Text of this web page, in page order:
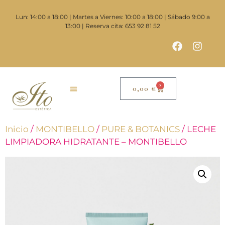
Lun: 14:00 a 18:00 | Martes a Viernes: 10:00 a 18:00 | Sábado 9:00 a
13:00 | Reserva cita: 653 92 81 52
0,00 € 0
Inicio / MONTIBELLO / PURE & BOTANICS / LECHE
LIMPIADORA HIDRATANTE – MONTIBELLO